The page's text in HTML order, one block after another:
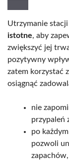
Utrzymanie
istotne, aby
zwiększyć jej
pozytywny
zatem korzystać
osiągnąć
nie
przypaleń
po
pozwoli
zapachów,